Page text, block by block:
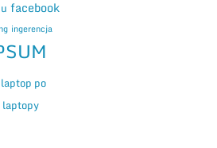
facebook
ingerencja
laptop po
laptopy